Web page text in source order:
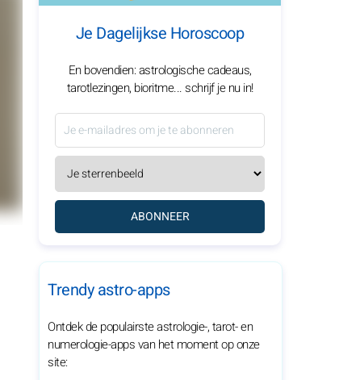
Je Dagelijkse Horoscoop
En bovendien: astrologische cadeaus,
tarotlezingen, bioritme... schrijf je nu in!
ABONNEER
Trendy astro-apps
Ontdek de populairste astrologie-, tarot- en
numerologie-apps van het moment op onze
site: